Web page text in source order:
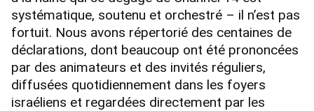
systématique, soutenu et orchestré – il n’est pas
fortuit. Nous avons répertorié des centaines de
déclarations, dont beaucoup ont été prononcées
par des animateurs et des invités réguliers,
diffusées quotidiennement dans les foyers
israéliens et regardées directement par les